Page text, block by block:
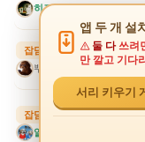
히포 ❤ 2 1
잡담 휴가시작 1일째
뿌꾸엉아 ❤ 2
잡담 서리키우기게
알겠쒀?
앱 두 개 설
둘 다쓰려
만 깔고 기다
서리 키우기